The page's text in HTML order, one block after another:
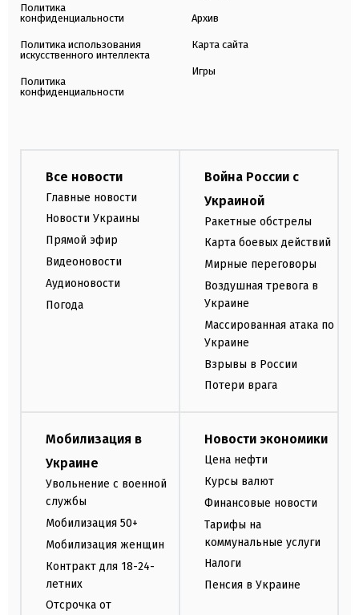
Политика
конфиденциальности
Политика использования
искусственного интеллекта
Политика
конфиденциальности
Архив
Карта сайта
Игры
Все новости
Главные новости
Новости Украины
Прямой эфир
Видеоновости
Аудионовости
Погода
Война России с
Украиной
Ракетные обстрелы
Карта боевых действий
Мирные переговоры
Воздушная тревога в
Украине
Массированная атака по
Украине
Взрывы в России
Потери врага
Мобилизация в
Украине
Увольнение с военной
службы
Мобилизация 50+
Мобилизация женщин
Контракт для 18-24-
летних
Отсрочка от
Новости экономики
Цена нефти
Курсы валют
Финансовые новости
Тарифы на
коммунальные услуги
Налоги
Пенсия в Украине